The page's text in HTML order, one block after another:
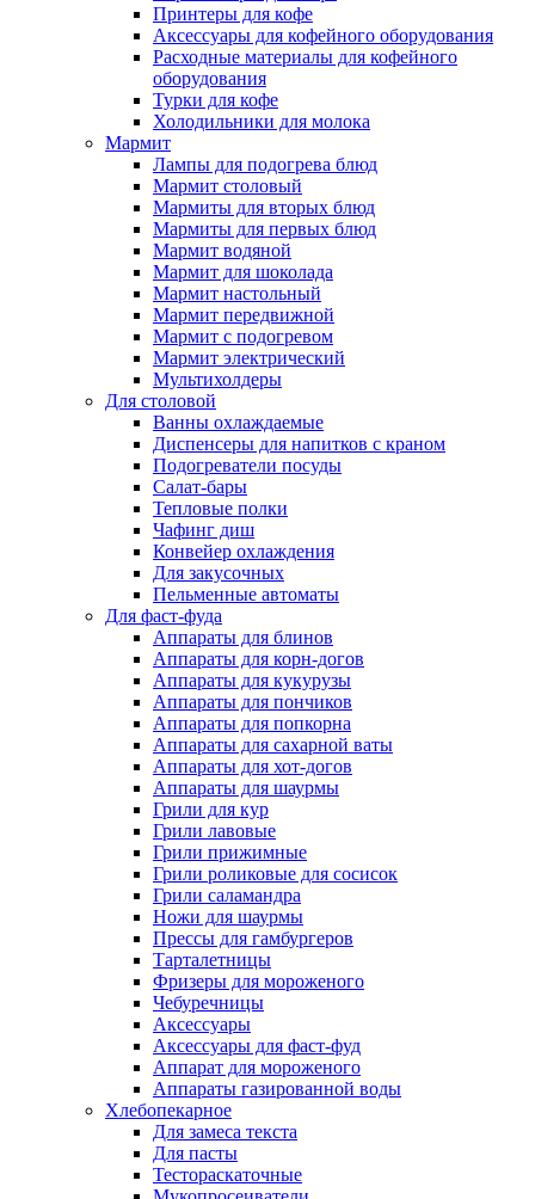
Принтеры для кофе
Аксессуары для кофейного оборудования
Расходные материалы для кофейного
оборудования
Турки для кофе
Холодильники для молока
Мармит
Лампы для подогрева блюд
Мармит столовый
Мармиты для вторых блюд
Мармиты для первых блюд
Мармит водяной
Мармит для шоколада
Мармит настольный
Мармит передвижной
Мармит с подогревом
Мармит электрический
Мультихолдеры
Для столовой
Ванны охлаждаемые
Диспенсеры для напитков с краном
Подогреватели посуды
Салат-бары
Тепловые полки
Чафинг диш
Конвейер охлаждения
Для закусочных
Пельменные автоматы
Для фаст-фуда
Аппараты для блинов
Аппараты для корн-догов
Аппараты для кукурузы
Аппараты для пончиков
Аппараты для попкорна
Аппараты для сахарной ваты
Аппараты для хот-догов
Аппараты для шаурмы
Грили для кур
Грили лавовые
Грили прижимные
Грили роликовые для сосисок
Грили саламандра
Ножи для шаурмы
Прессы для гамбургеров
Тарталетницы
Фризеры для мороженого
Чебуречницы
Аксессуары
Аксессуары для фаст-фуд
Аппарат для мороженого
Аппараты газированной воды
Хлебопекарное
Для замеса текста
Для пасты
Тестораскаточные